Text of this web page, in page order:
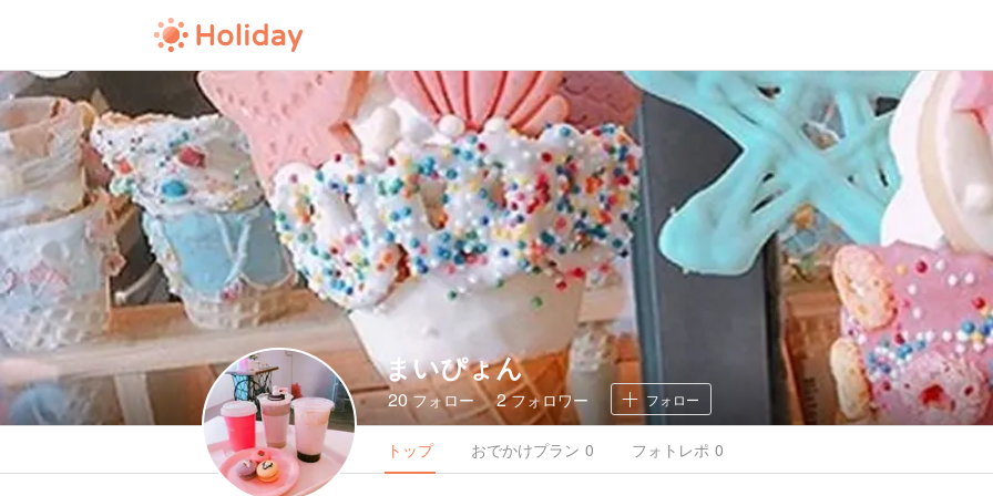
まいぴょん
20フォロー 2フォロワー フォロー
トップ おでかけプラン 0 フォトレポ 0